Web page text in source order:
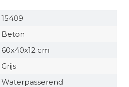
15409
Beton
60x40x12 cm
Grijs
Waterpasserend